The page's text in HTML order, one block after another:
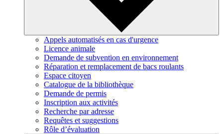
Appels automatisés en cas d'urgence
Licence animale
Demande de subvention en environnement
Réparation et remplacement de bacs roulants
Espace citoyen
Catalogue de la bibliothèque
Demande de permis
Inscription aux activités
Recherche par adresse
Requêtes et suggestions
Rôle d’évaluation